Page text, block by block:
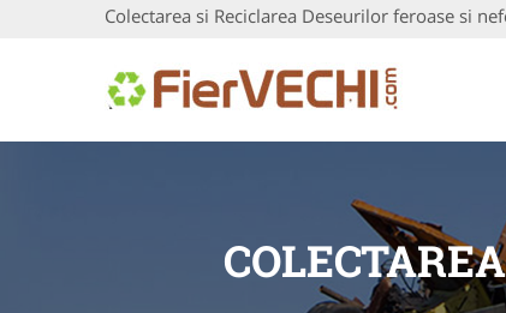
Colectarea si Reciclarea Deseurilor feroase si